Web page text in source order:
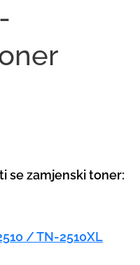
se zamjenski toner:
/ TN-2510XL